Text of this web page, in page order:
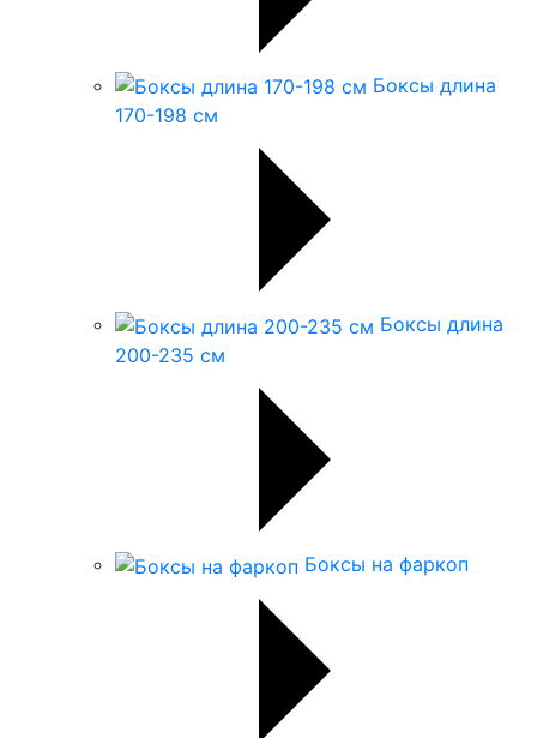
Боксы длина
170-198 см
Боксы длина
200-235 см
Боксы на фаркоп